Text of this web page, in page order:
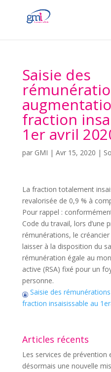
Saisie des
fraction
1er avril
par GMI | Avr 15, 2020 |
La fraction totalement
revalorisée de 0,9 % à
Pour rappel :
Code du travail, lors d’une
rémunérations, le
laisser à la disposition du
rémunération égale au
active (RSA) fixé pour un
personne.
Saisie des
fraction insaisissable au
Articles récents
Les services de
désormais une nouvelle